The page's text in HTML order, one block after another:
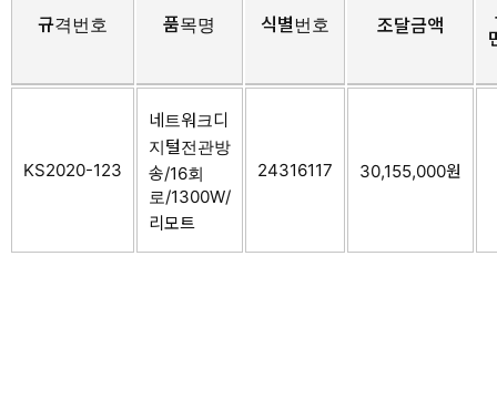
규격번호 품목명 식별번호 조달금액
KS2020-123
네트워크디
지털전관방
송/16회
로/1300W/
리모트
24316117 30,155,000원